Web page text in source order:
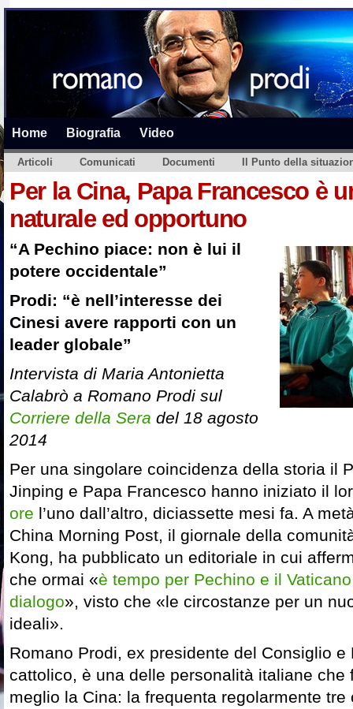
Home Biografia Video
Articoli Comunicati Documenti Il Punto della
Per la Cina, Papa Francesco è
naturale ed opportuno
“A Pechino piace: non è lui il
potere occidentale”
Prodi: “è nell’interesse dei
Cinesi avere rapporti con un
leader globale”
Intervista di Maria Antonietta
Calabrò a Romano Prodi sul
Corriere della Sera del 18 agosto
2014
Per una singolare coincidenza della storia il
Jinping e Papa Francesco hanno iniziato il
ore l’uno dall’altro, diciassette mesi fa. A
China Morning Post, il giornale della
Kong, ha pubblicato un editoriale in cui
che ormai «è tempo per Pechino e il
dialogo», visto che «le circostanze per un
ideali».
Romano Prodi, ex presidente del Consiglio
cattolico, è una delle personalità italiane che
meglio la Cina: la frequenta regolarmente tre